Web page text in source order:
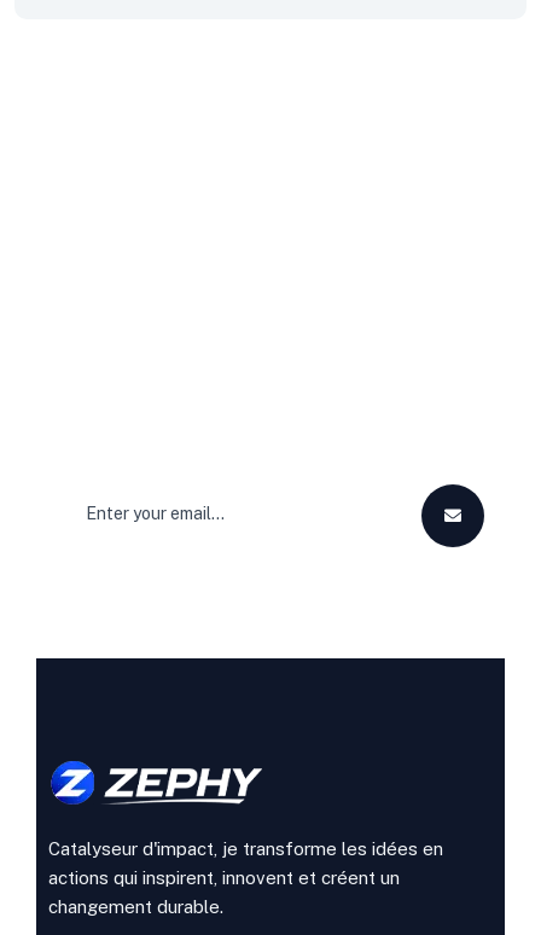
Catalyseur d'impact, je transforme les idées en
actions qui inspirent, innovent et créent un
changement durable.